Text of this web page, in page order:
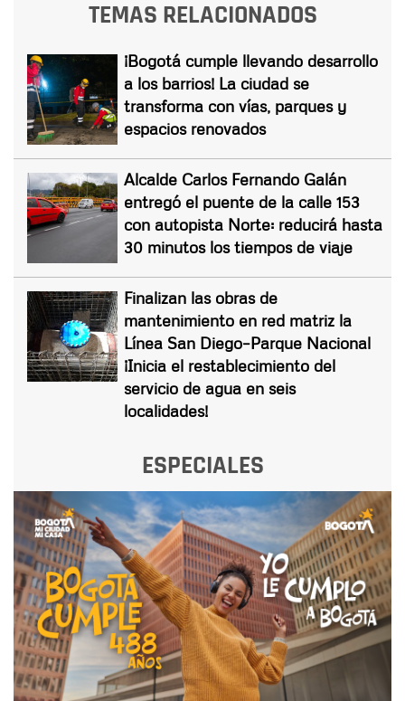
TEMAS RELACIONADOS
¡Bogotá cumple llevando desarrollo
a los barrios! La ciudad se
transforma con vías, parques y
espacios renovados
Alcalde Carlos Fernando Galán
entregó el puente de la calle 153
con autopista Norte: reducirá hasta
30 minutos los tiempos de viaje
Finalizan las obras de
mantenimiento en red matriz la
Línea San Diego–Parque Nacional
¡Inicia el restablecimiento del
servicio de agua en seis
localidades!
ESPECIALES